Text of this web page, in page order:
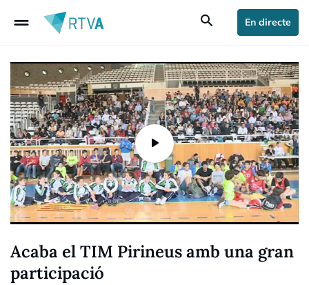
drag_handle search En directe
Acaba el TIM Pirineus amb una gran
participació